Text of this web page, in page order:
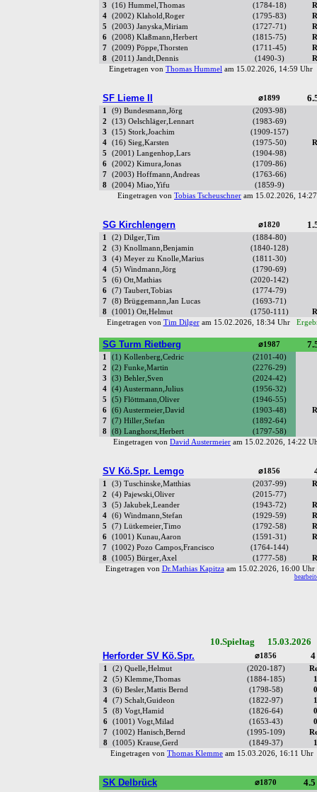
3
(16) Hummel,Thomas (1784-18)
4
(2002) Klahold,Roger (1795-83)
5
(2003) Janyska,Miriam (1727-71)
6
(2008) Klaßmann,Herbert (1815-75)
7
(2009) Pöppe,Thorsten (1711-45)
8
(2011) Jandt,Dennis (1490-3)
Eingetragen von Thomas Hummel am 15.02.2026, 14:59
SF Lieme II ⌀1899
1 (9) Bundesmann,Jörg (2093-98)
2
(13) Oelschläger,Lennart
(1983-69)
3
(15) Stork,Joachim
(1909-157)
4
(16) Sieg,Karsten (1975-50)
5
(2001) Langenhop,Lars (1904-98)
6
(2002) Kimura,Jonas (1709-86)
7
(2003) Hoffmann,Andreas (1763-66)
8
(2004) Miao,Yifu (1859-9)
Eingetragen von Tobias Tscheuschner am 15.02.2026,
SG Kirchlengern ⌀1820
1 (2) Dilger,Tim (1884-80)
2
(3) Knollmann,Benjamin (1840-128)
3
(4) Meyer zu Knolle,Marius (1811-30)
4
(5) Windmann,Jörg
(1790-69)
5
(6) Ott,Mathias (2020-142)
6
(7) Taubert,Tobias (1774-79)
7
(8) Brüggemann,Jan Lucas (1693-71)
8
(1001) Ott,Helmut (1750-111)
Eingetragen von Tim Dilgeram 15.02.2026, 18:34 Uhr
SG Turm Rietberg ⌀1987
1 (1) Kollenberg,Cedric (2101-40)
2
(2) Funke,Martin (2276-29)
3
(3) Behler,Sven (2024-42)
4
(4) Austermann,Julius (1956-32)
5
(5) Flöttmann,Oliver (1946-55)
6
(6) Austermeier,David (1903-48)
7
(7) Hiller,Stefan (1892-64)
8
(8) Langhorst,Herbert (1797-58)
Eingetragen von David Austermeier am 15.02.2026, 14:22
SV Kö.Spr. Lemgo ⌀1856
1 (3) Tuschinske,Matthias (2037-99)
2
(4) Pajewski,Oliver (2015-77)
3
(5) Jakubek,Leander (1943-72)
4
(6) Windmann,Stefan (1929-59)
5
(7) Lütkemeier,Timo (1792-58)
6
(1001) Kunau,Aaron (1591-31)
7
(1002) Pozo Campos,Francisco (1764-144)
8
(1005) Bürger,Axel (1777-58)
Eingetragen von Dr.Mathias Kapitzaam 15.02.2026, 16:00
10.Spieltag
Herforder SV Kö.Spr.
⌀1856
1 (2) Quelle,Helmut (2020-187)
2
(5) Klemme,Thomas (1884-185)
3
(6) Besler,Mattis Bernd (1798-58)
4
(7) Schalt,Guideon (1822-97)
5
(8) Vogt,Hamid (1826-64)
6
(1001) Vogt,Milad (1653-43)
7
(1002) Hanisch,Bernd (1995-109)
8
(1005) Krause,Gerd (1849-37)
Eingetragen von Thomas Klemme am 15.03.2026, 16:11
SK Delbrück ⌀1870